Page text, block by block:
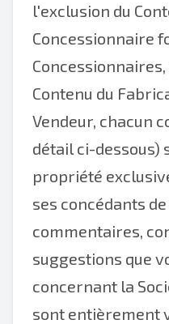
l'exclusion du
Concessionnaire
Contenu du
Vendeur, chacun
détail ci-dessous)
propriété
ses concédants
commentaires,
suggestions que
concernant la
sont entièrement